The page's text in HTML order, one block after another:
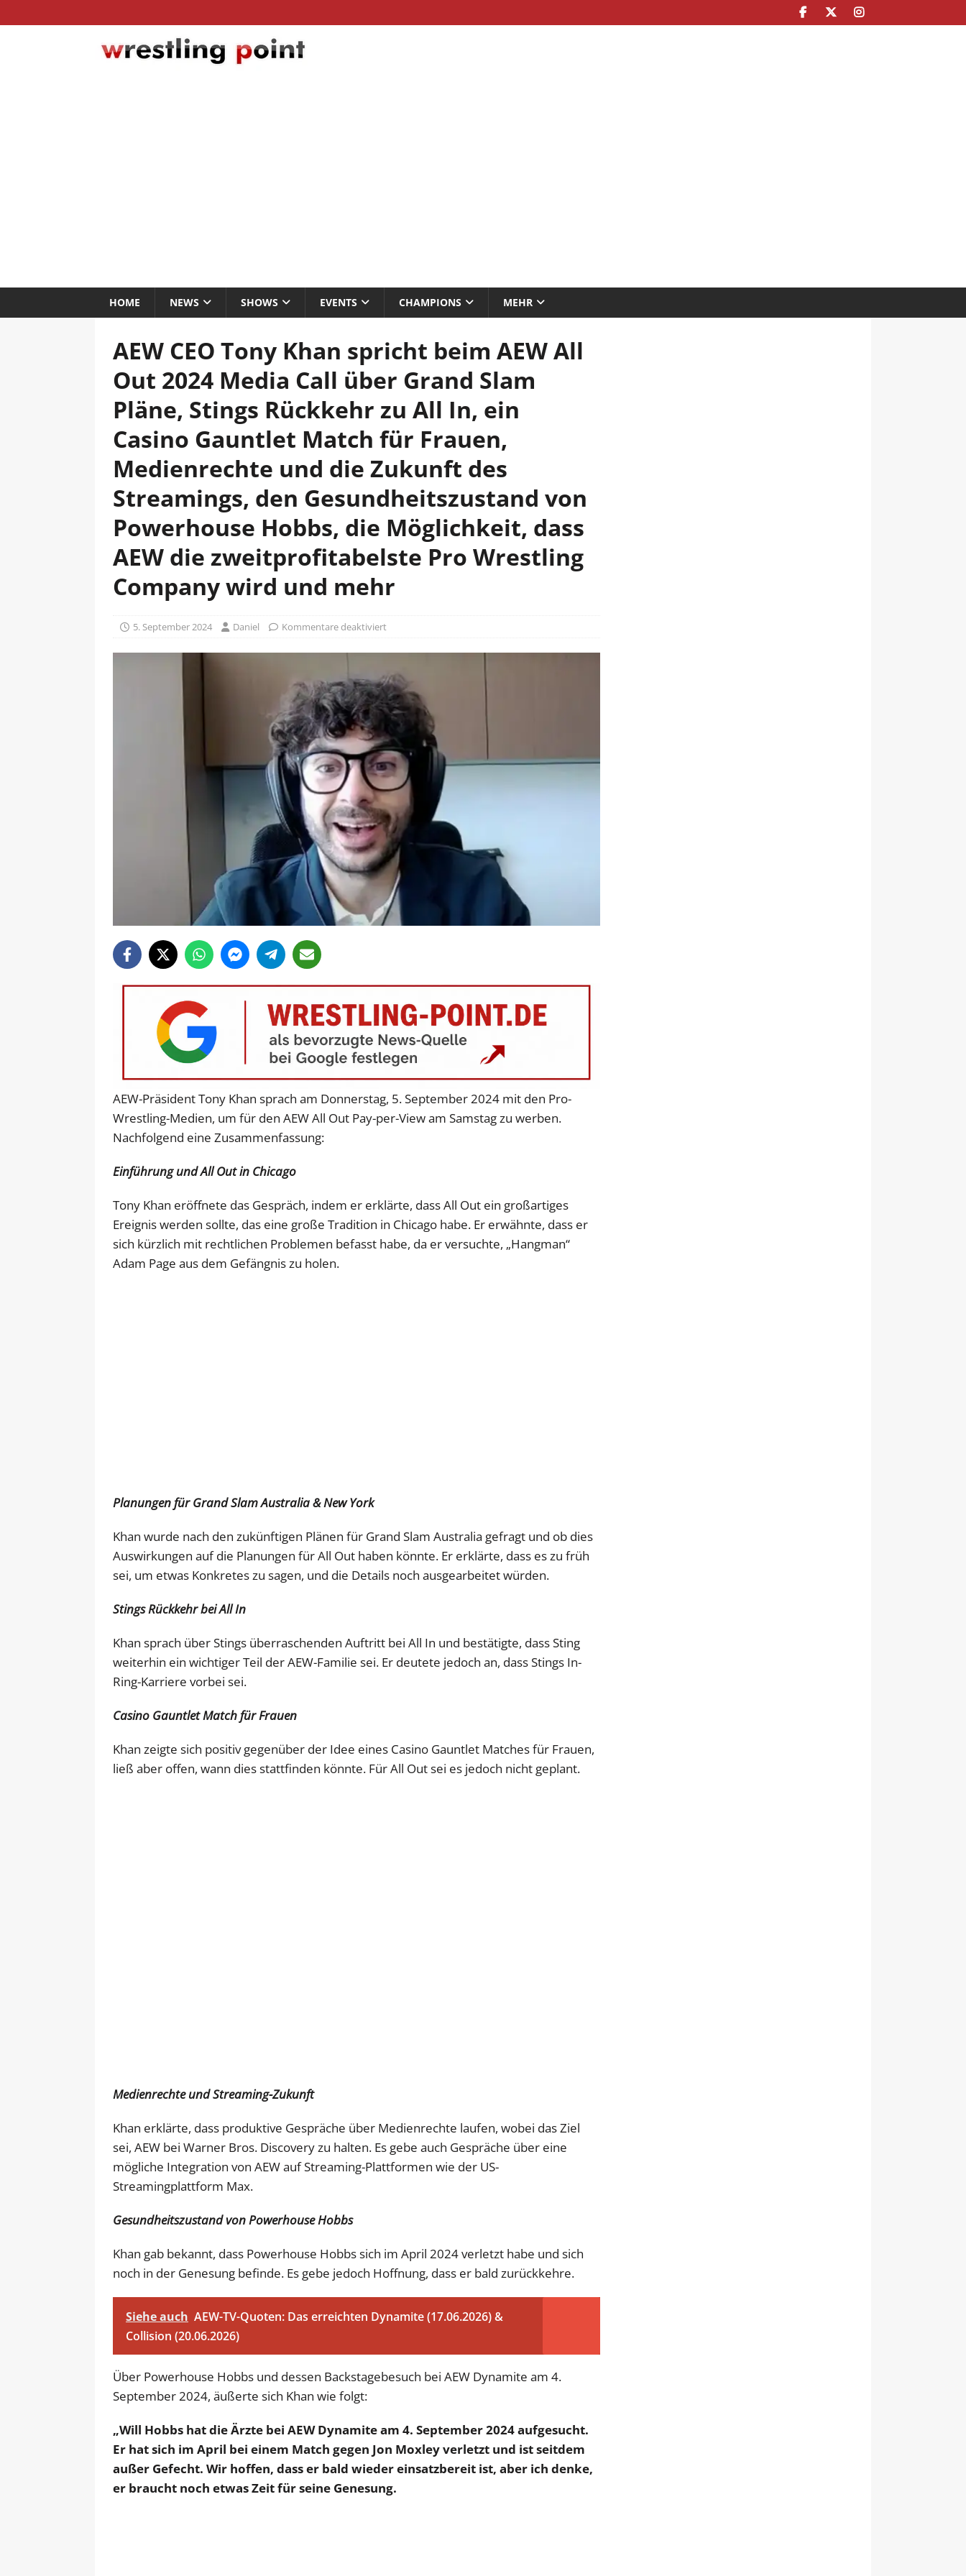
HOME NEWS SHOWS EVENTS CHAMPIONS MEHR
AEW CEO Tony Khan spricht beim AEW All
Out 2024 Media Call über Grand Slam
Pläne, Stings Rückkehr zu All In, ein
Casino Gauntlet Match für Frauen,
Medienrechte und die Zukunft des
Streamings, den Gesundheitszustand von
Powerhouse Hobbs, die Möglichkeit, dass
AEW die zweitprofitabelste Pro Wrestling
Company wird und mehr
5. September 2024 Daniel Kommentare deaktiviert
AEW-Präsident Tony Khan sprach am Donnerstag, 5. September 2024 mit den Pro-
Wrestling-Medien, um für den AEW All Out Pay-per-View am Samstag zu werben.
Nachfolgend eine Zusammenfassung:
Einführung und All Out in Chicago
Tony Khan eröffnete das Gespräch, indem er erklärte, dass All Out ein großartiges
Ereignis werden sollte, das eine große Tradition in Chicago habe. Er erwähnte, dass er
sich kürzlich mit rechtlichen Problemen befasst habe, da er versuchte, „Hangman“
Adam Page aus dem Gefängnis zu holen.
Planungen für Grand Slam Australia & New York
Khan wurde nach den zukünftigen Plänen für Grand Slam Australia gefragt und ob dies
Auswirkungen auf die Planungen für All Out haben könnte. Er erklärte, dass es zu früh
sei, um etwas Konkretes zu sagen, und die Details noch ausgearbeitet würden.
Stings Rückkehr bei All In
Khan sprach über Stings überraschenden Auftritt bei All In und bestätigte, dass Sting
weiterhin ein wichtiger Teil der AEW-Familie sei. Er deutete jedoch an, dass Stings In-
Ring-Karriere vorbei sei.
Casino Gauntlet Match für Frauen
Khan zeigte sich positiv gegenüber der Idee eines Casino Gauntlet Matches für Frauen,
ließ aber offen, wann dies stattfinden könnte. Für All Out sei es jedoch nicht geplant.
Medienrechte und Streaming-Zukunft
Khan erklärte, dass produktive Gespräche über Medienrechte laufen, wobei das Ziel
sei, AEW bei Warner Bros. Discovery zu halten. Es gebe auch Gespräche über eine
mögliche Integration von AEW auf Streaming-Plattformen wie der US-
Streamingplattform Max.
Gesundheitszustand von Powerhouse Hobbs
Khan gab bekannt, dass Powerhouse Hobbs sich im April 2024 verletzt habe und sich
noch in der Genesung befinde. Es gebe jedoch Hoffnung, dass er bald zurückkehre.
Siehe auch AEW-TV-Quoten: Das erreichten Dynamite (17.06.2026) &
Collision (20.06.2026)
Über Powerhouse Hobbs und dessen Backstagebesuch bei AEW Dynamite am 4.
September 2024, äußerte sich Khan wie folgt:
„Will Hobbs hat die Ärzte bei AEW Dynamite am 4. September 2024 aufgesucht.
Er hat sich im April bei einem Match gegen Jon Moxley verletzt und ist seitdem
außer Gefecht. Wir hoffen, dass er bald wieder einsatzbereit ist, aber ich denke,
er braucht noch etwas Zeit für seine Genesung.